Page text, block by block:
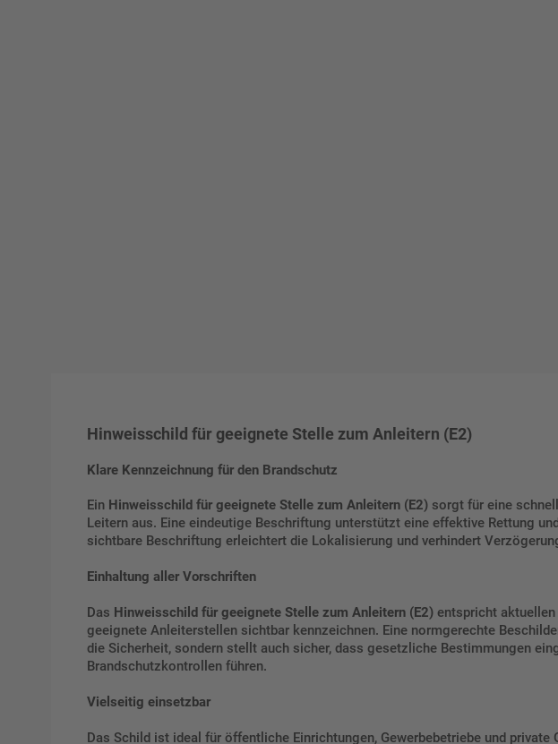
Hinweisschild für geeignete Stelle zum Anleitern (E2)
Klare Kennzeichnung für den Brandschutz
Ein Hinweisschild für geeignete Stelle zum Anleitern (E2) sorgt für eine
Leitern aus. Eine eindeutige Beschriftung unterstützt eine effektive Rettung
sichtbare Beschriftung erleichtert die Lokalisierung und verhindert
Einhaltung aller Vorschriften
Das Hinweisschild für geeignete Stelle zum Anleitern (E2) entspricht aktuellen
geeignete Anleiterstellen sichtbar kennzeichnen. Eine normgerechte
die Sicherheit, sondern stellt auch sicher, dass gesetzliche Bestimmungen
Brandschutzkontrollen führen.
Vielseitig einsetzbar
Das Schild ist ideal für öffentliche Einrichtungen, Gewerbebetriebe und